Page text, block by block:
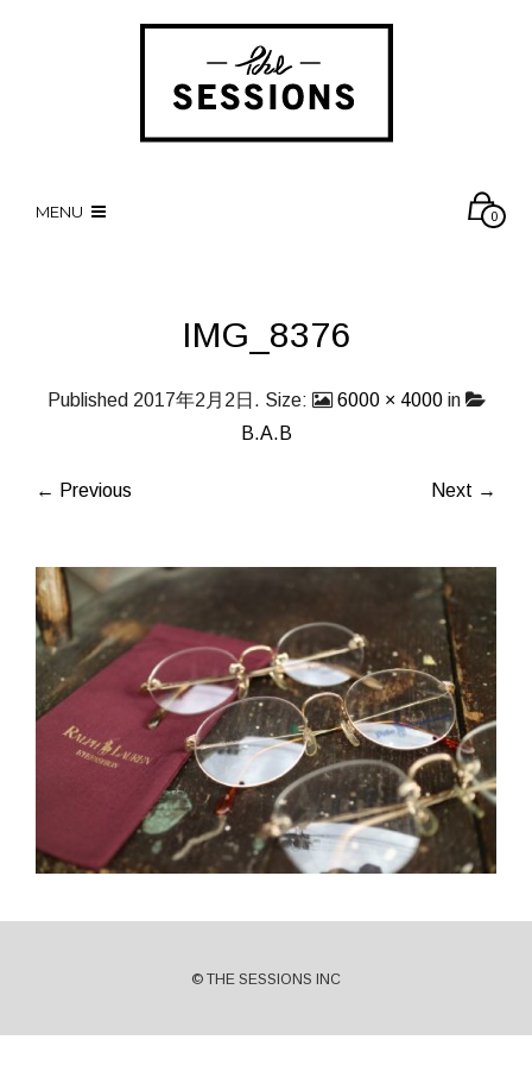
MENU 0
IMG_8376
Published 2017年2月2日 . Size: 6000 × 4000in
B.A.B
← Previous Next →
© THE SESSIONS INC